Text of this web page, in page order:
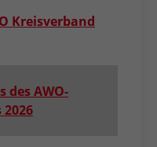
Kreisverband
des AWO-